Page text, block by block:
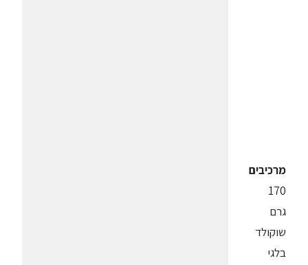
מרכיבים
170
גרם
שוקולד
בלגי